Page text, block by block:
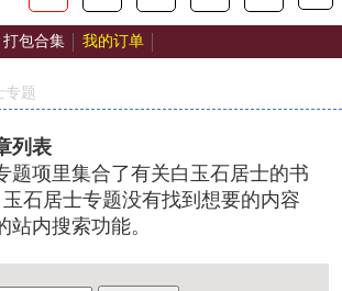
打包合集 我的订单
专题
列表
题项里集合了有关白玉石居士的书
石居士专题没有找到想要的内容
站内搜索功能。